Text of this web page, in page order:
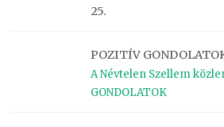
25.
POZITÍV
A Névtelen Szellem
GONDOLATOK